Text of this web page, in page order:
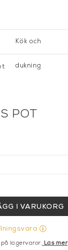
Kök och
dukning
POT
I VARUKORG
lagervaror. Läs mer